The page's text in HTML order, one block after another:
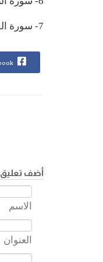
7- سورة الفتح الآية 10.
أضف تعليق
الاسم
العنوان